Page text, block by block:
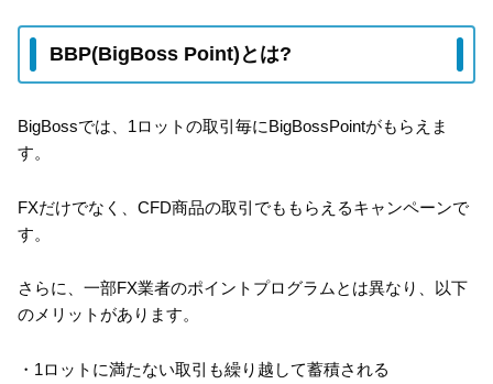
BBP(BigBoss Point)とは?
BigBossでは、1ロットの取引毎にBigBossPointがもらえま
す。
FXだけでなく、CFD商品の取引でももらえるキャンペーンで
す。
さらに、一部FX業者のポイントプログラムとは異なり、以下
のメリットがあります。
・1ロットに満たない取引も繰り越して蓄積される